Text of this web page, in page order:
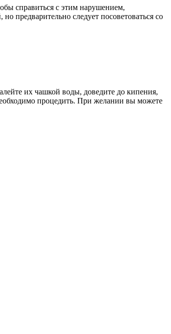
справиться с этим нарушением,
предварительно следует посоветоваться со
их чашкой воды, доведите до кипения,
процедить. При желании вы можете